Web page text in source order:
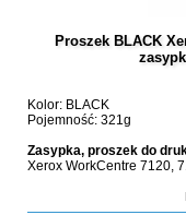
Proszek BLACK
Kolor: BLACK
Pojemność: 321g
Zasypka, proszek do
Xerox WorkCentre 7120,